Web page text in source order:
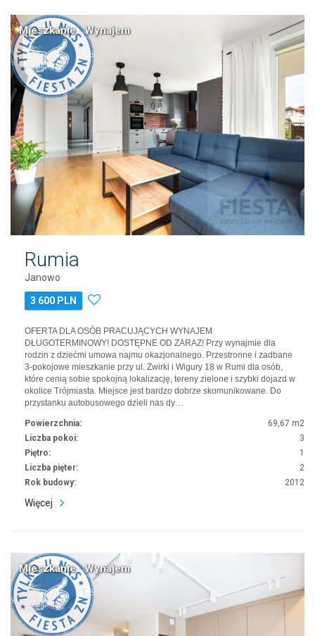
Mieszkanie · Wynajem
Rumia
Janowo
3 600 PLN
OFERTA DLA OSÓB PRACUJĄCYCH WYNAJEM
DŁUGOTERMINOWY! DOSTĘPNE OD ZARAZ! Przy wynajmie dla
rodzin z dziećmi umowa najmu okazjonalnego. Przestronne i zadbane
3-pokojowe mieszkanie przy ul. Żwirki i Wigury 18 w Rumi dla osób,
które cenią sobie spokojną lokalizację, tereny zielone i szybki dojazd w
okolice Trójmiasta. Miejsce jest bardzo dobrze skomunikowane. Do
przystanku autobusowego dzieli nas dy…
Powierzchnia:
69,67 m2
Liczba pokoi:
3
Piętro:
1
Liczba pięter:
2
Rok budowy:
2012
Więcej
Mieszkanie · Wynajem